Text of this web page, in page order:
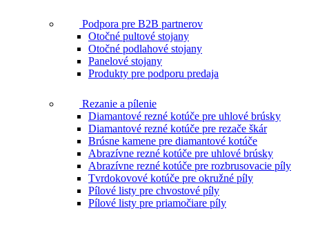
Podpora pre B2B partnerov
Otočné pultové stojany
Otočné podlahové stojany
Panelové stojany
Produkty pre podporu predaja
Rezanie a pílenie
Diamantové rezné kotúče pre uhlové brúsky
Diamantové rezné kotúče pre rezače škár
Brúsne kamene pre diamantové kotúče
Abrazívne rezné kotúče pre uhlové brúsky
Abrazívne rezné kotúče pre rozbrusovacie píly
Tvrdokovové kotúče pre okružné píly
Pílové listy pre chvostové píly
Pílové listy pre priamočiare píly